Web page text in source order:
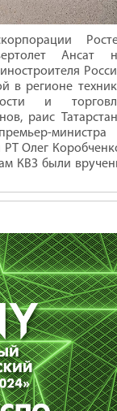
Ансат
в регионе
и
раис
министра
Олег
КВЗ были